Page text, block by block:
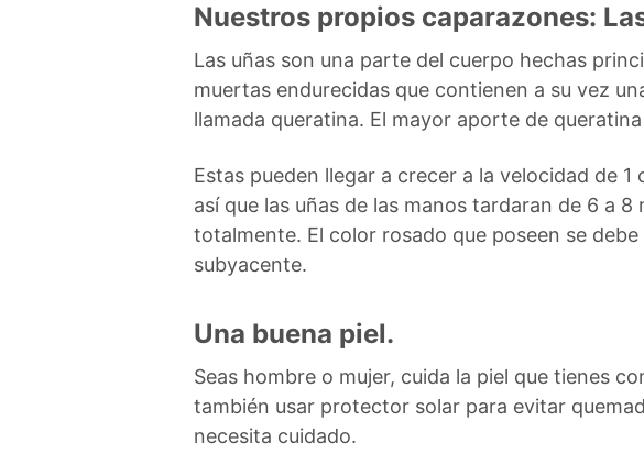
Nuestros propios caparazones:
Las uñas son una parte del cuerpo hechas
muertas endurecidas que contienen a su vez
llamada queratina. El mayor aporte de
Estas pueden llegar a crecer a la velocidad de 1
así que las uñas de las manos tardaran de 6 a 8
totalmente. El color rosado que poseen se
subyacente.
Una buena piel.
Seas hombre o mujer, cuida la piel que tienes
también usar protector solar para evitar
necesita cuidado.